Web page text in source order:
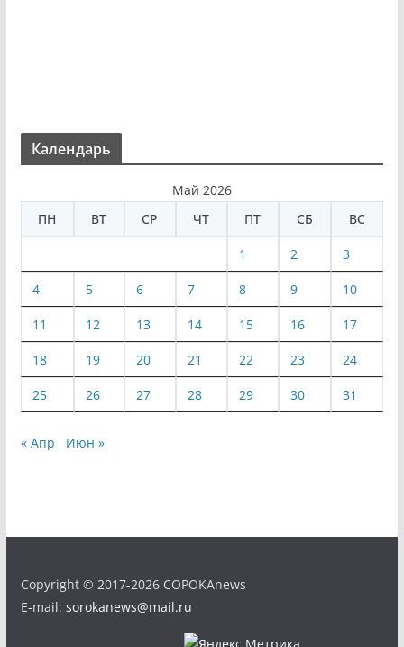
Календарь
Май 2026
ПН
ВТ СР ЧТ ПТ СБ ВС
1 2 3
4 5 6 7 8 9 10
11 12 13 14 15 16 17
18 19 20 21 22 23 24
25 26 27 28 29 30 31
« Апр Июн »
Copyright © 2017-2026 COPOKAnews
E-mail: sorokanews@mail.ru